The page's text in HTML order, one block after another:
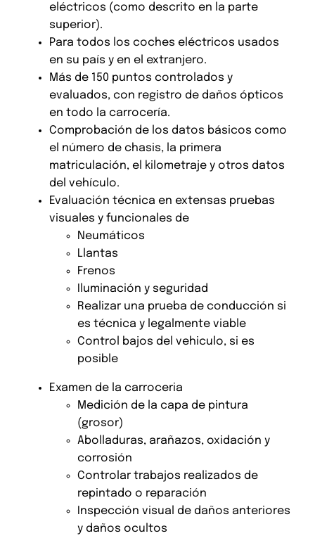
eléctricos (como descrito en la parte
superior).
Para todos los coches eléctricos usados
en su país y en el extranjero.
Más de 150 puntos controlados y
evaluados, con registro de daños ópticos
en todo la carrocería.
Comprobación de los datos básicos como
el número de chasis, la primera
matriculación, el kilometraje y otros datos
del vehículo.
Evaluación técnica en extensas pruebas
visuales y funcionales de
Neumáticos
Llantas
Frenos
Iluminación y seguridad
Realizar una prueba de conducción si
es técnica y legalmente viable
Control bajos del vehiculo, si es
posible
Examen de la carroceria
Medición de la capa de pintura
(grosor)
Abolladuras, arañazos, oxidación y
corrosión
Controlar trabajos realizados de
repintado o reparación
Inspección visual de daños anteriores
y daños ocultos